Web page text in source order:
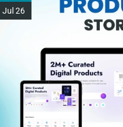
Jul 26